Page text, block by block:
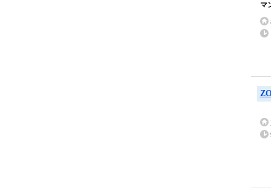
マ